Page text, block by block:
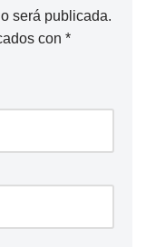
será publicada.
con *